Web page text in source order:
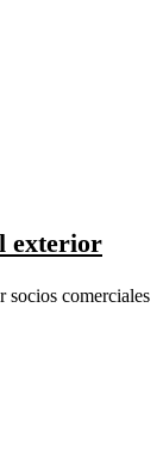
exterior
socios comerciales